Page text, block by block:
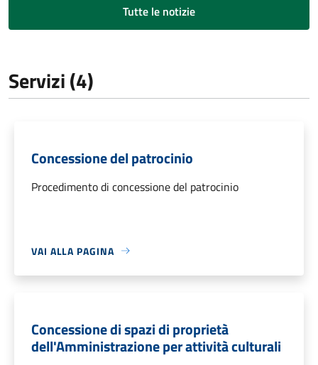
Tutte le notizie
Servizi (4)
Concessione del patrocinio
Procedimento di concessione del patrocinio
VAI ALLA PAGINA
Concessione di spazi di proprietà
dell'Amministrazione per attività culturali